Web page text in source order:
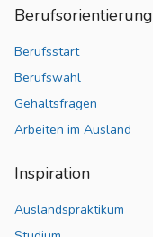
Berufsorientierung
Berufsstart
Berufswahl
Gehaltsfragen
Arbeiten im Ausland
Inspiration
Auslandspraktikum